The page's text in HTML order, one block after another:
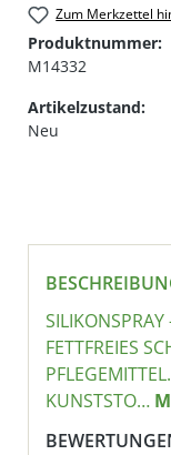
Zum Merkzettel
Produktnummer:
M14332
Artikelzustand:
Neu
FETTFREIES
KUNSTSTO…